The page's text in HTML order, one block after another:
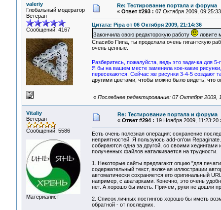
valeriy
Глобальный модератор
Ветеран
Сообщений: 4167
Re: Тестирование портала и форума
« Ответ #293 : 07 Октября 2009,
Цитата: Pipa от 06 Октября 2009, 21:14:36
Закончила свою редакторскую работу
ловите
Спасибо Пипа, ты проделала очень гигантскую
очень ценные.
Разберитесь, пожалуйста, ведь это задачка для
Я бы на вашем месте заменила кое-какие
пересекаются. Сейчас же рисунки 3-4-5 создают
другими цветами, чтобы можно было видеть, что
« Последнее редактирование: 07 Октября 2009,
Vitaliy
Ветеран
Сообщений: 5586
Материалист
Re: Тестирование портала и форума
« Ответ #294 : 19 Ноября 2009, 11:23:20
Есть очень полезная операция: сохранение
неприятностей. Я пользуюсь add-on'ом
собираются одна за другой, со своими
полученных файлов наталкивается на трудности.
1. Некоторые сайты предлагают опцию "для
содержательный текст, включая иллюстрации
автоматически сохраняется его оригинальный
например, с аватарками. Конечно, это очень
нет. А хорошо бы иметь. Причем, руки не дошли
2. Список личных постингов хорошо бы иметь
обратной - от последних.